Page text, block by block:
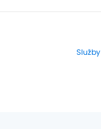
Služby